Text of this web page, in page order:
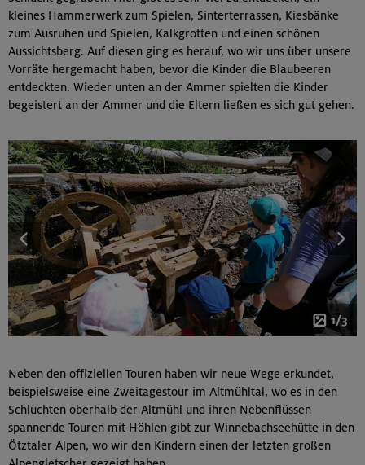
kleines Hammerwerk zum Spielen, Sinterterrassen, Kiesbänke
zum Ausruhen und Spielen, Kalkgrotten und einen schönen
Aussichtsberg. Auf diesen ging es herauf, wo wir uns über unsere
Vorräte hergemacht haben, bevor die Kinder die Blaubeeren
entdeckten. Wieder unten an der Ammer spielten die Kinder
begeistert an der Ammer und die Eltern ließen es sich gut gehen.
1/3
Neben den offiziellen Touren haben wir neue Wege erkundet,
beispielsweise eine Zweitagestour im Altmühltal, wo es in den
Schluchten oberhalb der Altmühl und ihren Nebenflüssen
spannende Touren mit Höhlen gibt zur Winnebachseehütte in den
Ötztaler Alpen, wo wir den Kindern einen der letzten großen